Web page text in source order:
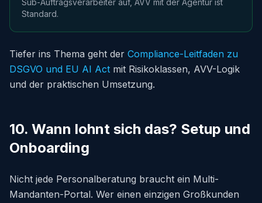
Sub-Auftragsverarbeiter auf, AVV mit der Agentur ist
Standard.
Tiefer ins Thema geht der Compliance-Leitfaden zu
DSGVO und EU AI Act mit Risikoklassen, AVV-Logik
und der praktischen Umsetzung.
10. Wann lohnt sich das? Setup und
Onboarding
Nicht jede Personalberatung braucht ein Multi-
Mandanten-Portal. Wer einen einzigen Großkunden